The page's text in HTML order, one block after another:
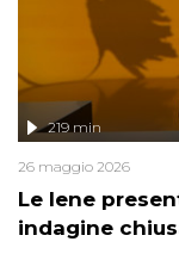
Le Iene
indagine
219 min
26 maggio 2026